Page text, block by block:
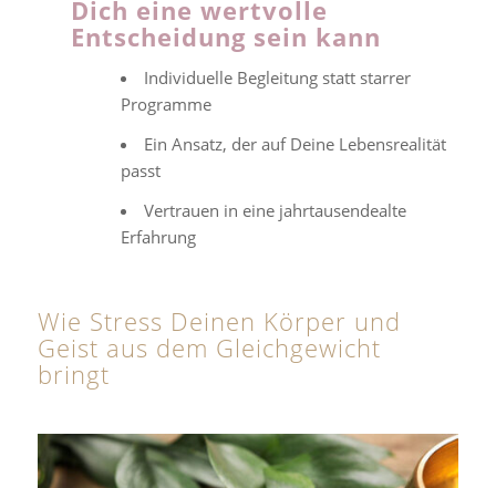
Dich eine wertvolle
Entscheidung sein kann
Individuelle Begleitung statt starrer
Programme
Ein Ansatz, der auf Deine Lebensrealität
passt
Vertrauen in eine jahrtausendealte
Erfahrung
Wie Stress Deinen Körper und
Geist aus dem Gleichgewicht
bringt